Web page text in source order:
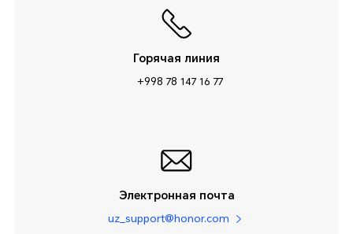
Горячая линия
+998 78 147 16 77
Электронная почта
uz_support@honor.com